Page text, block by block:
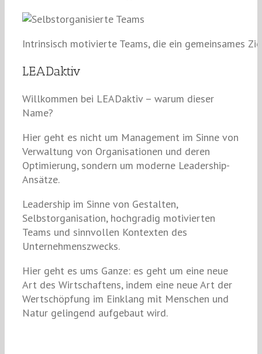
Intrinsisch motivierte Teams, die ein gemeinsames
LEADaktiv
Willkommen bei LEADaktiv – warum dieser
Name?
Hier geht es nicht um Management im Sinne von
Verwaltung von Organisationen und deren
Optimierung, sondern um moderne Leadership-
Ansätze.
Leadership im Sinne von Gestalten,
Selbstorganisation, hochgradig motivierten
Teams und sinnvollen Kontexten des
Unternehmenszwecks.
Hier geht es ums Ganze: es geht um eine neue
Art des Wirtschaftens, indem eine neue Art der
Wertschöpfung im Einklang mit Menschen und
Natur gelingend aufgebaut wird.